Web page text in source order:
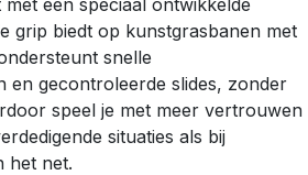
een speciaal ontwikkelde
grip biedt op kunstgrasbanen met
snelle
en gecontroleerde slides, zonder
speel je met meer vertrouwen
situaties als bij
het net.